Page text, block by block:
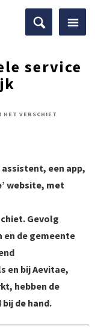
service
HET VERSCHIET
een app,
website, met
Gevolg
en de gemeente
en bij Aevitae,
hebben de
de hand.